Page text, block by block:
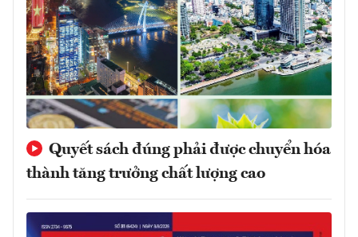
Quyết sách đúng phải được chuyển hóa
thành tăng trưởng chất lượng cao